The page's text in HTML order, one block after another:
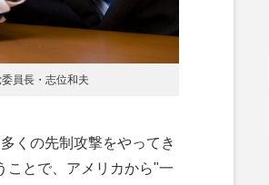
員長・志位和夫
くの先制攻撃をやってき
ことで、アメリカから"一